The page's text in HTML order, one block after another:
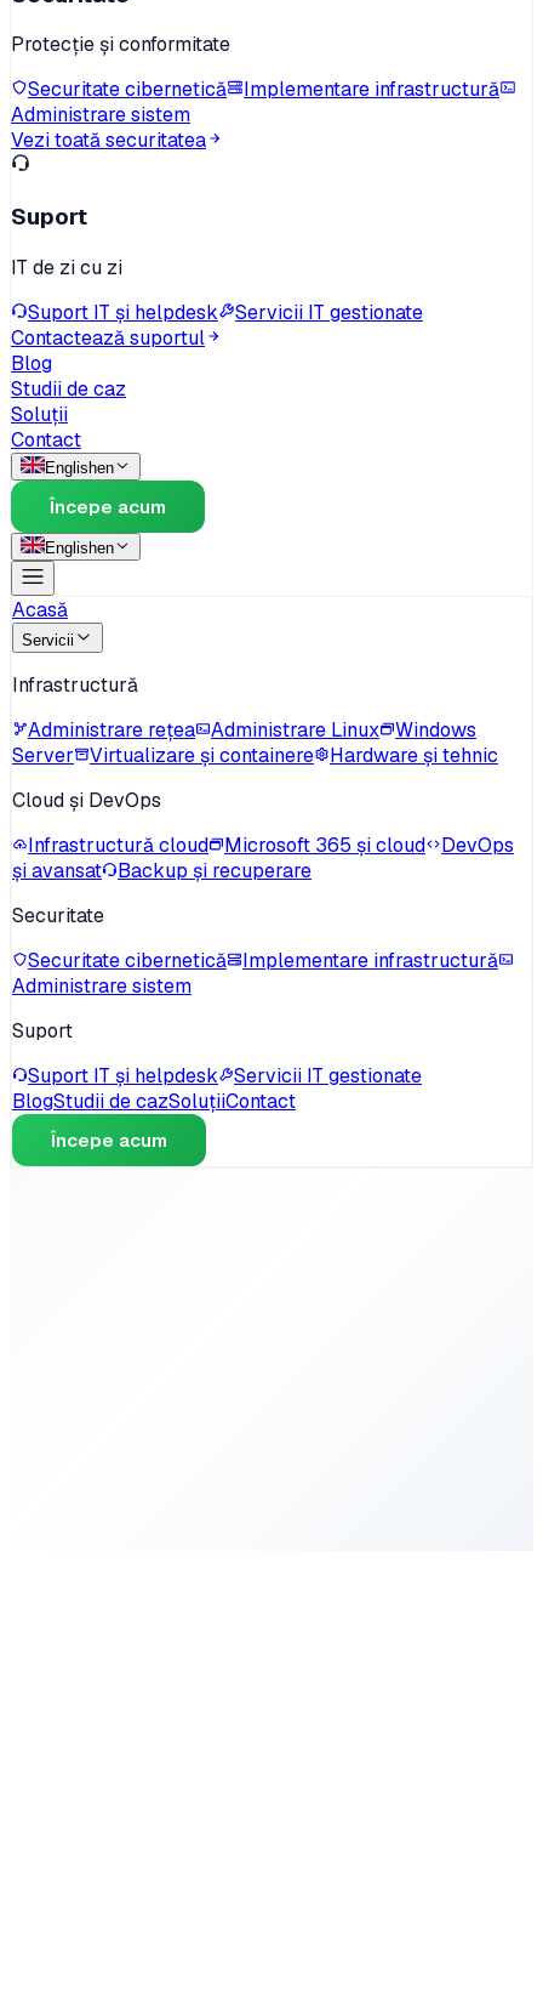
Protecție și conformitate
Securitate cibernetică
Implementare infrastructură
Administrare sistem
Vezi toată securitatea
Suport
IT de zi cu zi
Suport IT și helpdesk
Servicii IT gestionate
Contactează suportul
Blog
Studii de caz
Soluții
Contact
Englishen
Începe acum
Englishen
Acasă
Servicii
Infrastructură
Administrare rețea
Administrare Linux
Windows
Server
Virtualizare și containere
Hardware și tehnic
Cloud și DevOps
Infrastructură cloud
Microsoft 365 și cloud
DevOps
și avansat
Backup și recuperare
Securitate
Securitate cibernetică
Implementare infrastructură
Administrare sistem
Suport
Suport IT și helpdesk
Servicii IT gestionate
BlogStudii de cazSoluțiiContact
Începe acum